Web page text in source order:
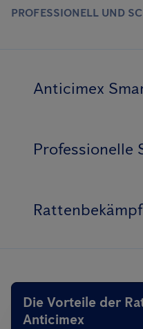
PROFESSIONELL UND
Anticimex
Professionelle
Die Vorteile der
Anticimex